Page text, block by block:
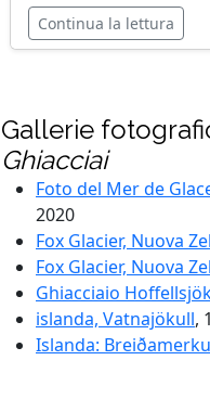
Continua la lettura
Gallerie
Ghiacciai
Foto del Mer de
2020
Fox Glacier, Nuova
Fox Glacier, Nuova
Ghiacciaio
islanda, Vatnajökull,
Islanda: